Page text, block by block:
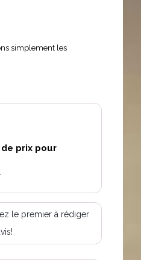
simplement les
prix pour
le premier à rédiger